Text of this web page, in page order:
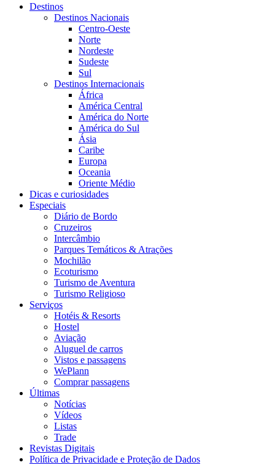
Destinos
Destinos Nacionais
Centro-Oeste
Norte
Nordeste
Sudeste
Sul
Destinos Internacionais
África
América Central
América do Norte
América do Sul
Ásia
Caribe
Europa
Oceania
Oriente Médio
Dicas e curiosidades
Especiais
Diário de Bordo
Cruzeiros
Intercâmbio
Parques Temáticos & Atrações
Mochilão
Ecoturismo
Turismo de Aventura
Turismo Religioso
Serviços
Hotéis & Resorts
Hostel
Aviação
Aluguel de carros
Vistos e passagens
WePlann
Comprar passagens
Últimas
Notícias
Vídeos
Listas
Trade
Revistas Digitais
Política de Privacidade e Proteção de Dados